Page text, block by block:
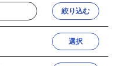
絞り込む
選択